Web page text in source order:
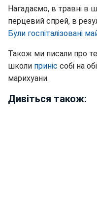
Нагадаємо, в травні в
перцевий спрей, в
Були госпіталізовані
Також ми писали про
школи приніс собі на
марихуани.
Дивіться також: